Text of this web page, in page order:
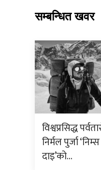
सम्बन्धित खवर
विश्वप्रसिद्ध
निर्मल पुर्जा ‘निम्स
दाइ’को…